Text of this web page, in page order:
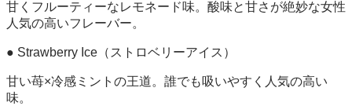
甘くフルーティーなレモネード味。酸味と甘さが絶妙な女性
人気の高いフレーバー。
● Strawberry Ice（ストロベリーアイス）
甘い苺×冷感ミントの王道。誰でも吸いやすく人気の高い
味。